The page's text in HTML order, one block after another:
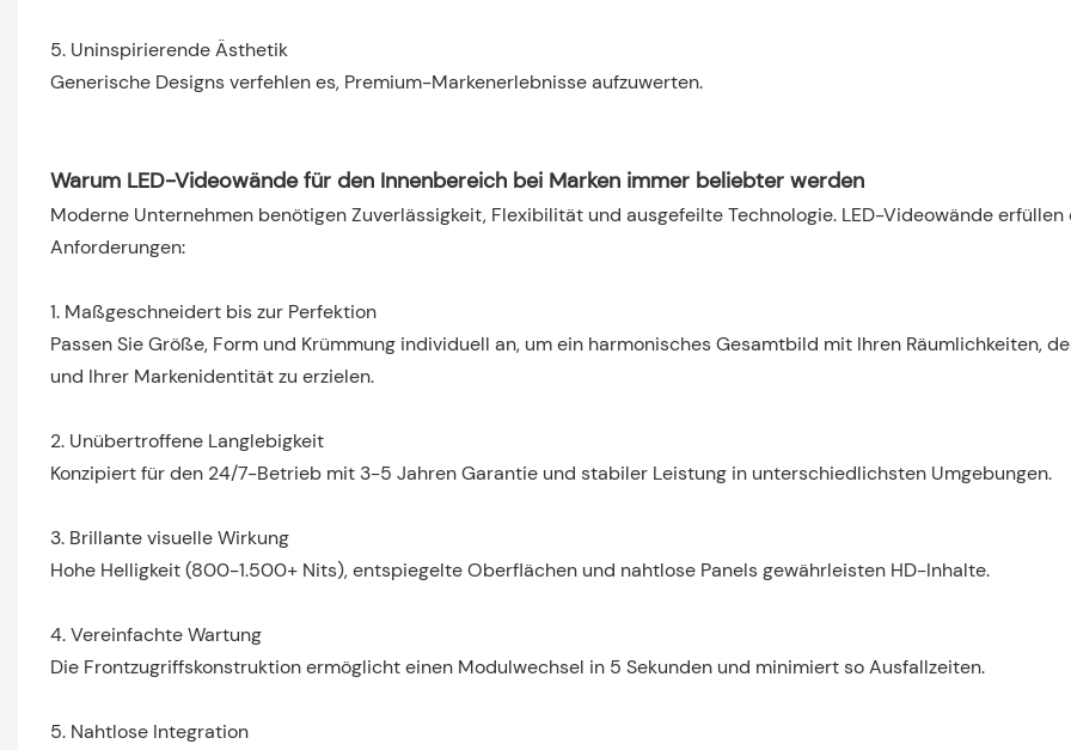
5. Uninspirierende Ästhetik
Generische Designs verfehlen es, Premium-Markenerlebnisse aufzuwerten.
Warum LED-Videowände für den Innenbereich bei Marken immer beliebter werden
Moderne Unternehmen benötigen Zuverlässigkeit, Flexibilität und ausgefeilte Technologie. LED-Videowände erfüllen
Anforderungen:
1. Maßgeschneidert bis zur Perfektion
Passen Sie Größe, Form und Krümmung individuell an, um ein harmonisches Gesamtbild mit Ihren Räumlichkeiten,
und Ihrer Markenidentität zu erzielen.
2. Unübertroffene Langlebigkeit
Konzipiert für den 24/7-Betrieb mit 3-5 Jahren Garantie und stabiler Leistung in unterschiedlichsten Umgebungen.
3. Brillante visuelle Wirkung
Hohe Helligkeit (800-1.500+ Nits), entspiegelte Oberflächen und nahtlose Panels gewährleisten HD-Inhalte.
4. Vereinfachte Wartung
Die Frontzugriffskonstruktion ermöglicht einen Modulwechsel in 5 Sekunden und minimiert so Ausfallzeiten.
5. Nahtlose Integration